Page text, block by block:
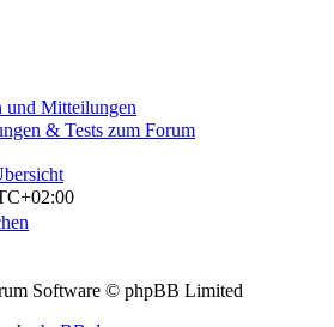
Mitteilungen
& Tests zum Forum
Software © phpBB Limited